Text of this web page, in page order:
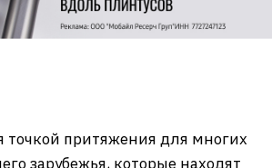
точкой притяжения для многих
зарубежья, которые находят